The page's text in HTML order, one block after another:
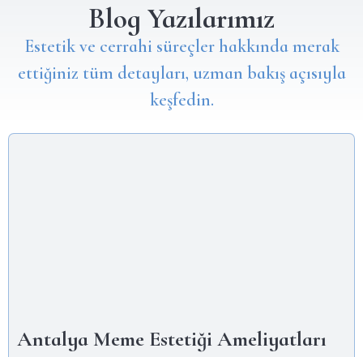
Blog Yazılarımız
Estetik ve cerrahi süreçler hakkında merak
ettiğiniz tüm detayları, uzman bakış açısıyla
keşfedin.
Antalya Meme Estetiği Ameliyatları